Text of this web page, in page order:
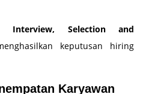
Interview, Selection and
keputusan hiring
Karyawan